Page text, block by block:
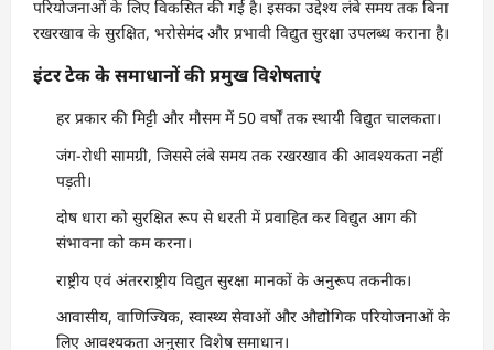
परियोजनाओं के लिए विकसित की गई है। इसका उद्देश्य लंबे समय तक बिना
रखरखाव के सुरक्षित, भरोसेमंद और प्रभावी विद्युत सुरक्षा उपलब्ध कराना है।
इंटर टेक के समाधानों की प्रमुख विशेषताएं
हर प्रकार की मिट्टी और मौसम में 50 वर्षों तक स्थायी विद्युत चालकता।
जंग-रोधी सामग्री, जिससे लंबे समय तक रखरखाव की आवश्यकता नहीं
पड़ती।
दोष धारा को सुरक्षित रूप से धरती में प्रवाहित कर विद्युत आग की
संभावना को कम करना।
राष्ट्रीय एवं अंतरराष्ट्रीय विद्युत सुरक्षा मानकों के अनुरूप तकनीक।
आवासीय, वाणिज्यिक, स्वास्थ्य सेवाओं और औद्योगिक परियोजनाओं के
लिए आवश्यकता अनुसार विशेष समाधान।